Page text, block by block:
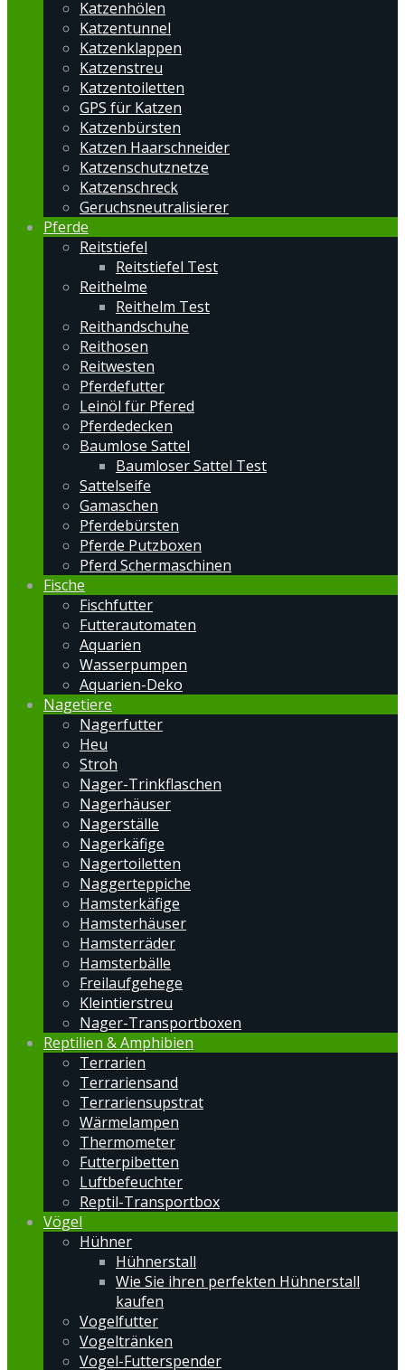
Katzenhölen
Katzentunnel
Katzenklappen
Katzenstreu
Katzentoiletten
GPS für Katzen
Katzenbürsten
Katzen Haarschneider
Katzenschutznetze
Katzenschreck
Geruchsneutralisierer
Pferde
Reitstiefel
Reitstiefel Test
Reithelme
Reithelm Test
Reithandschuhe
Reithosen
Reitwesten
Pferdefutter
Leinöl für Pfered
Pferdedecken
Baumlose Sattel
Baumloser Sattel Test
Sattelseife
Gamaschen
Pferdebürsten
Pferde Putzboxen
Pferd Schermaschinen
Fische
Fischfutter
Futterautomaten
Aquarien
Wasserpumpen
Aquarien-Deko
Nagetiere
Nagerfutter
Heu
Stroh
Nager-Trinkflaschen
Nagerhäuser
Nagerställe
Nagerkäfige
Nagertoiletten
Naggerteppiche
Hamsterkäfige
Hamsterhäuser
Hamsterräder
Hamsterbälle
Freilaufgehege
Kleintierstreu
Nager-Transportboxen
Reptilien & Amphibien
Terrarien
Terrariensand
Terrariensupstrat
Wärmelampen
Thermometer
Futterpibetten
Luftbefeuchter
Reptil-Transportbox
Vögel
Hühner
Hühnerstall
Wie Sie ihren perfekten Hühnerstall
kaufen
Vogelfutter
Vogeltränken
Vogel-Futterspender